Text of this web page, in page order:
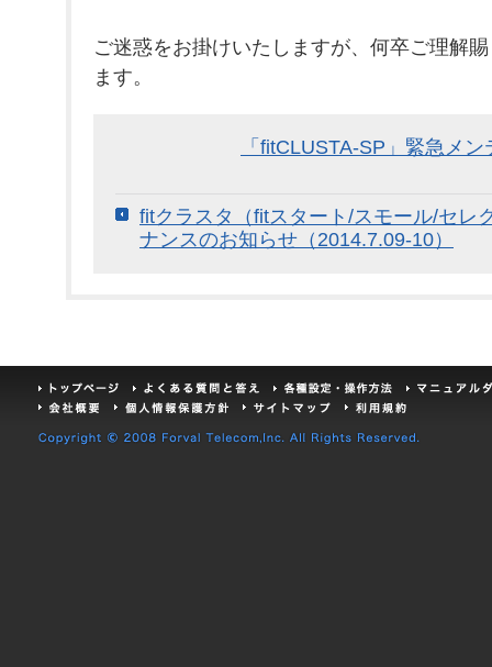
ご迷惑をお掛けいたしますが、何卒ご理解
ます。
「fitCLUSTA-SP」緊急メ
fitクラスタ（fitスタート/スモール/セレ
ナンスのお知らせ（2014.7.09-10）